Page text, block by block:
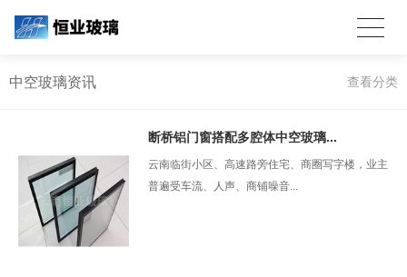
中空玻璃资讯 查看分类
断桥铝门窗搭配多腔体中空玻璃...
云南临街小区、高速路旁住宅、商圈写字楼，业主
普遍受车流、人声、商铺噪音...